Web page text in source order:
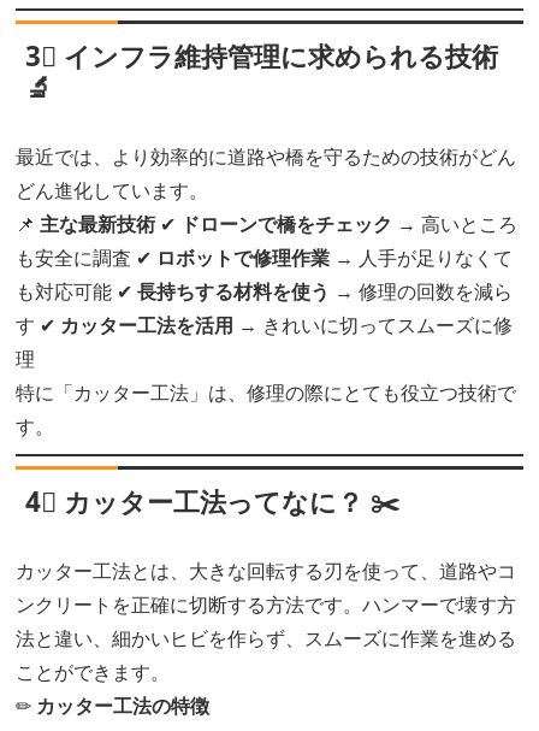
3⃣ インフラ維持管理に求められる技術
🔬
最近では、より効率的に道路や橋を守るための技術がどん
どん進化しています。
📌 主な最新技術 ✔ ドローンで橋をチェック → 高いところ
も安全に調査 ✔ ロボットで修理作業 → 人手が足りなくて
も対応可能 ✔長持ちする材料を使う → 修理の回数を減ら
す ✔ カッター工法を活用 → きれいに切ってスムーズに修
理
特に「カッター工法」は、修理の際にとても役立つ技術で
す。
4⃣ カッター工法ってなに？ ✂️
カッター工法とは、大きな回転する刃を使って、道路やコ
ンクリートを正確に切断する方法です。ハンマーで壊す方
法と違い、細かいヒビを作らず、スムーズに作業を進める
ことができます。
✏ カッター工法の特徴